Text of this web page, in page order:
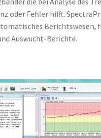
oder Fehler hilft.
Berichtswesen,
Auswucht-Berichte.